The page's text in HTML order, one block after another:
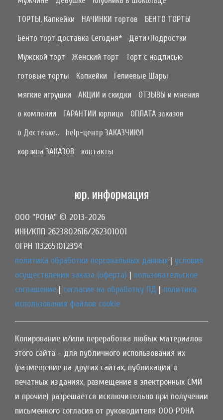
ТОРТЫ, Капкейки
НАЧИНКИ тортов
БЕНТО ТОРТЫ
Бенто торт доставка Сегодня*
Дети+Подростки
Мужской торт
Женский торт
Торт с надписью
готовые торты
Капкейки
Гелиевые Шары
мягкие игрушки
АКЦИИ и скидки
ОТЗЫВЫ и мнения
о компании
ГАРАНТИИ юрлица
ОПЛАТА заказов
о Доставке..
help-центр ЗАКАЗЧИКУ!
корзина ЗАКАЗОВ
контакты
юр. информация
ООО "РОНА" © 2013-2026
ИНН/КПП 2623802616/262301001
ОГРН 1132651012394
политика обработки персональных данных | условия
осуществления заказа (оферта) | пользовательское
соглашение | согласие на обработку ПД | политика
использования файлов cookie
Копирование и/или переработка любых материалов
этого сайта - для публичного использования их
(размещение на других сайтах, публикации в
печатных изданиях, размещение в электронных СМИ
и прочие) разрешается исключительно при получении
письменного согласия от руководителя ООО РОНА